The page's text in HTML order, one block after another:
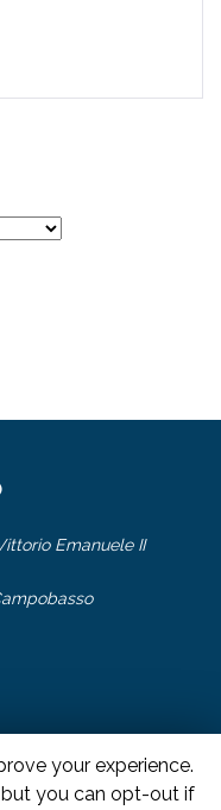
Emanuele II
your experience.
but you can opt-out if